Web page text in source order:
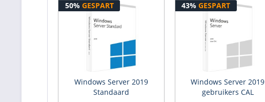
50% GESPART
Windows Server 2019
Standaard
43%GESPART
Windows Server 2019
gebruikers CAL